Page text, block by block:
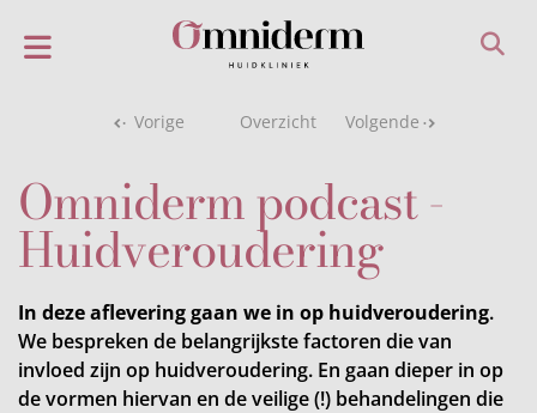
Vorige Overzicht Volgende
Omniderm podcast -
Huidveroudering
In deze aflevering gaan we in op huidveroudering.
We bespreken de belangrijkste factoren die van
invloed zijn op huidveroudering. En gaan dieper in op
de vormen hiervan en de veilige (!) behandelingen die